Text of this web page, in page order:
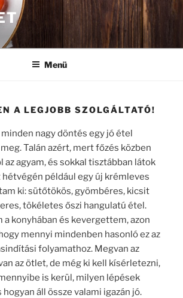
Menü
A LEGJOBB SZOLGÁLTATÓ!
nagy döntés egy jó étel
Talán azért, mert főzés közben
az agyam, és sokkal tisztábban látok
például egy új krémleves
ki: sütőtökös, gyömbéres, kicsit
tökéletes őszi hangulatú étel.
konyhában és kevergettem, azon
mennyi mindenben hasonló ez az
folyamathoz. Megvan az
az ötlet, de még ki kell kísérletezni,
is kerül, milyen lépések
áll össze valami igazán jó.